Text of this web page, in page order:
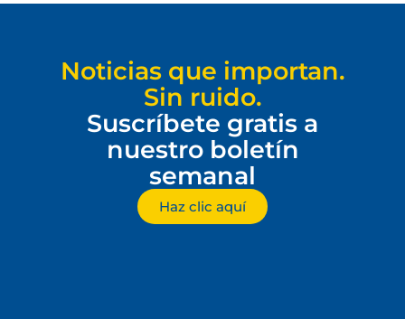
Noticias que importan.
Sin ruido.
Suscríbete gratis a
nuestro boletín
semanal
Haz clic aquí